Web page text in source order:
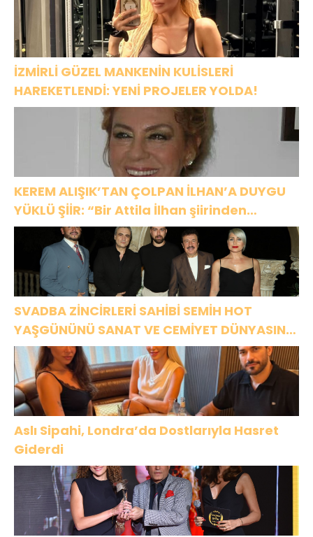
OLACAK!
İZMİRLİ GÜZEL MANKENİN KULİSLERİ
HAREKETLENDİ: YENİ PROJELER YOLDA!
KEREM ALIŞIK’TAN ÇOLPAN İLHAN’A DUYGU
YÜKLÜ ŞİİR: “Bir Attila İlhan şiirinden
çıkmıştı sanki”
SVADBA ZİNCİRLERİ SAHİBİ SEMİH HOT
YAŞGÜNÜNÜ SANAT VE CEMİYET DÜNYASININ
ÜNLÜ İSİMLERİYLE KUTLADI!
Aslı Sipahi, Londra’da Dostlarıyla Hasret
Giderdi